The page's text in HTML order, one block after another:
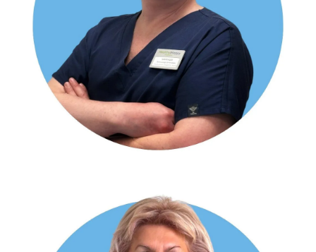
проктолог, хірург